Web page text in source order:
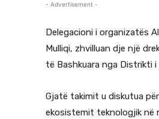
- Advertisement -
Delegacioni i organizatës
Mulliqi, zhvilluan dje një
të Bashkuara nga Distrikti
Gjatë takimit u diskutua
ekosistemit teknologjik në